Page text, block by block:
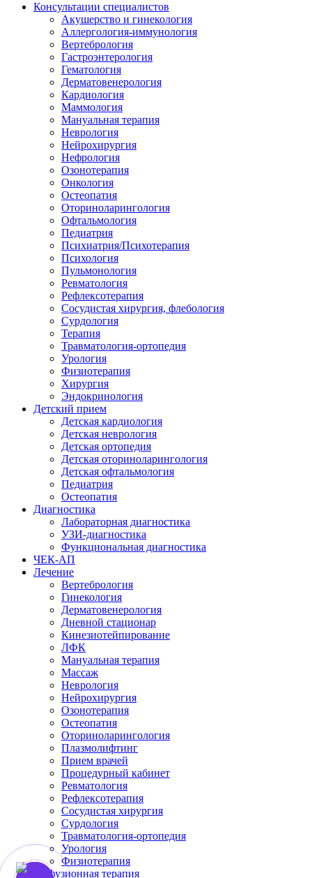
Консультации специалистов
Акушерство и гинекология
Аллергология-иммунология
Вертебрология
Гастроэнтерология
Гематология
Дерматовенерология
Кардиология
Маммология
Мануальная терапия
Неврология
Нейрохирургия
Нефрология
Озонотерапия
Онкология
Остеопатия
Оториноларингология
Офтальмология
Педиатрия
Психиатрия/Психотерапия
Психология
Пульмонология
Ревматология
Рефлексотерапия
Сосудистая хирургия, флебология
Сурдология
Терапия
Травматология-ортопедия
Урология
Физиотерапия
Хирургия
Эндокринология
Детский прием
Детская кардиология
Детская неврология
Детская ортопедия
Детская оториноларингология
Детская офтальмология
Педиатрия
Остеопатия
Диагностика
Лабораторная диагностика
УЗИ-диагностика
Функциональная диагностика
ЧЕК-АП
Лечение
Вертебрология
Гинекология
Дерматовенерология
Дневной стационар
Кинезиотейпирование
ЛФК
Мануальная терапия
Массаж
Неврология
Нейрохирургия
Озонотерапия
Остеопатия
Оториноларингология
Плазмолифтинг
Прием врачей
Процедурный кабинет
Ревматология
Рефлексотерапия
Сосудистая хирургия
Сурдология
Травматология-ортопедия
Урология
Физиотерапия
Инфузионная терапия